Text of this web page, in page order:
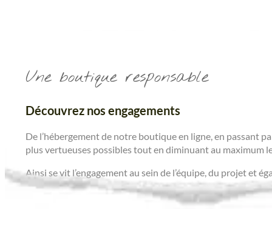
Une boutique responsable
Découvrez nos engagements
De l’hébergement de notre boutique en ligne, en passant
plus vertueuses possibles tout en diminuant au maximum
Ainsi se vit l’engagement au sein de l’équipe, du projet et